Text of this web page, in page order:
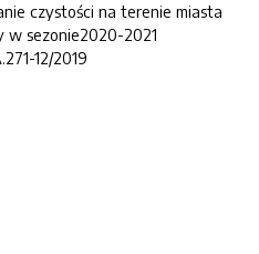
czystości na terenie miasta
w sezonie2020-2021
12/2019